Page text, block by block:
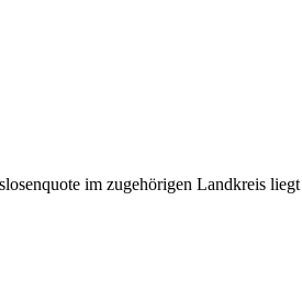
im zugehörigen Landkreis